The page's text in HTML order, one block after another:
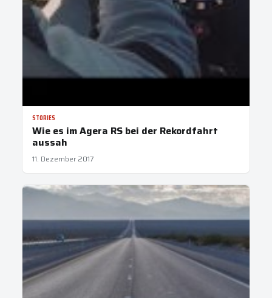
STORIES
Wie es im Agera RS bei der Rekordfahrt
aussah
11. Dezember 2017